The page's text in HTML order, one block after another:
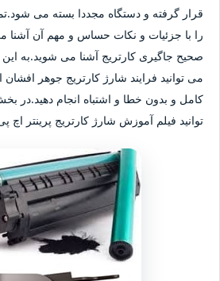
قرار گرفته و دستگاه مجددا بسته می
را با جزئیات و نکات حساس و مهم آن آشنا
صحیح جاگیری کارتریج آشنا می شوید.به
می توانید فرایند شارژ کارتریج جوهر
کامل و بدون خطا و اشتباه انجام دهید.در
توانید فیلم آموزش شارژ کارتریج پرینتر اچ